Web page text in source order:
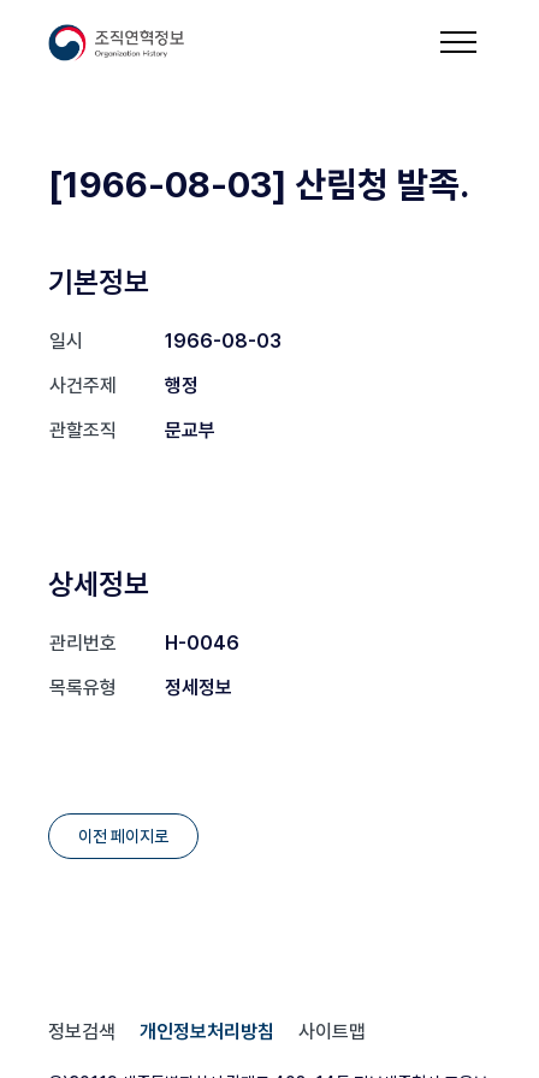
[1966-08-03] 산림청 발족.
기본정보
일시
1966-08-03
사건주제
행정
관할조직
문교부
상세정보
관리번호
H-0046
목록유형
정세정보
이전 페이지로
정보검색 개인정보처리방침 사이트맵